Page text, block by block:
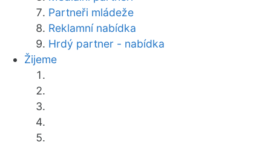
Partneři mládeže
Reklamní nabídka
Hrdý partner - nabídka
Žijeme